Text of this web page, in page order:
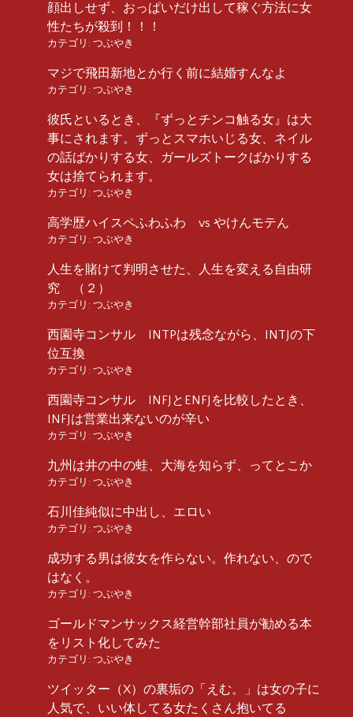
顔出しせず、おっぱいだけ出して稼ぐ方法に女
性たちが殺到！！！
カテゴリ: つぶやき
マジで飛田新地とか行く前に結婚すんなよ
カテゴリ: つぶやき
彼氏といるとき、『ずっとチンコ触る女』は大
事にされます。ずっとスマホいじる女、ネイル
の話ばかりする女、ガールズトークばかりする
女は捨てられます。
カテゴリ: つぶやき
高学歴ハイスペふわふわ vs やけんモテん
カテゴリ: つぶやき
人生を賭けて判明させた、人生を変える自由研
究 （２）
カテゴリ: つぶやき
西園寺コンサル INTPは残念ながら、INTJの下
位互換
カテゴリ: つぶやき
西園寺コンサル INFJとENFJを比較したとき、
INFJは営業出来ないのが辛い
カテゴリ: つぶやき
九州は井の中の蛙、大海を知らず、ってとこか
カテゴリ: つぶやき
石川佳純似に中出し、エロい
カテゴリ: つぶやき
成功する男は彼女を作らない。作れない、ので
はなく。
カテゴリ: つぶやき
ゴールドマンサックス経営幹部社員が勧める本
をリスト化してみた
カテゴリ: つぶやき
ツイッター（X）の裏垢の「えむ。」は女の子に
人気で、いい体してる女たくさん抱いてる